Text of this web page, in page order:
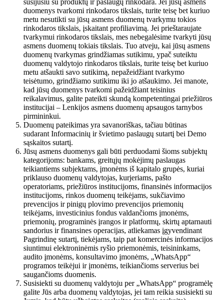
susijusiu su produktų ir paslaugų rinkodara. Jei jūsų asmens
duomenys tvarkomi rinkodaros tikslais, turite teisę bet kuriuo
metu nesutikti su jūsų asmens duomenų tvarkymu tokios
rinkodaros tikslais, įskaitant profiliavimą. Jei prieštaraujate
tvarkymui rinkodaros tikslais, mes nebegalėsime tvarkyti jūsų
asmens duomenų tokiais tikslais. Tuo atveju, kai jūsų asmens
duomenų tvarkymas grindžiamas sutikimu, ypač suteiktu
duomenų valdytojo rinkodaros tikslais, turite teisę bet kuriuo
metu atšaukti savo sutikimą, nepažeidžiant tvarkymo
teisėtumo, grindžiamo sutikimu iki jo atšaukimo. Jei manote,
kad jūsų duomenys tvarkomi pažeidžiant teisinius
reikalavimus, galite pateikti skundą kompetentingai priežiūros
institucijai – Lenkijos asmens duomenų apsaugos tarnybos
pirmininkui.
Duomenų pateikimas yra savanoriškas, tačiau būtinas
sudarant Informacinių ir švietimo paslaugų sutartį bei Demo
sąskaitos sutartį.
Jūsų asmens duomenys gali būti perduodami šioms subjektų
kategorijoms: bankams, greitųjų mokėjimų paslaugas
teikiantiems subjektams, įmonėms iš kapitalo grupės, kuriai
priklauso duomenų valdytojas, kurjeriams, pašto
operatoriams, priežiūros institucijoms, finansinės informacijos
institucijoms, rinkos duomenų teikėjams, sukčiavimo
prevencijos ir pinigų plovimo prevencijos priemonių
teikėjams, investicinius fondus valdančioms įmonėms,
priemonių, programinės įrangos ir platformų, skirtų aptarnauti
sandorius ir finansines operacijas, atliekamas įgyvendinant
Pagrindinę sutartį, tiekėjams, taip pat komercinės informacijos
siuntimui elektroninėmis ryšio priemonėmis, teisininkams,
audito įmonėms, konsultavimo įmonėms, „WhatsApp“
programos teikėjui ir įmonėms, teikiančioms serverius bei
saugančioms duomenis.
Susisiekti su duomenų valdytoju per „WhatsApp“ programėlę
galite Jūs arba duomenų valdytojas, jei tam reikia susisiekti su